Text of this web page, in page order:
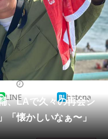
児
、LAで久々の再会シ
「懐かしいなぁ〜」
LINE hatena